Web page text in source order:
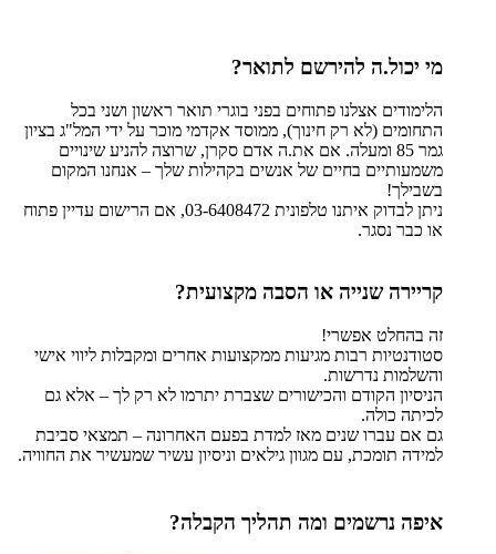
מי יכול.ה להירשם לתואר?
הלימודים אצלנו פתוחים בפני בוגרי תואר ראשון ושני בכל
התחומים (לא רק חינוך), ממוסד אקדמי מוכר על ידי המל"ג בציון
גמר 85 ומעלה. אם את.ה אדם סקרן, שרוצה להניע שינויים
משמעותיים בחיים של אנשים בקהילות שלך – אנחנו המקום
בשבילך!
ניתן לבדוק איתנו טלפונית 03-6408472, אם הרישום עדיין פתוח
או כבר נסגר.
קריירה שנייה או הסבה מקצועית?
זה בהחלט אפשרי!
סטודנטיות רבות מגיעות ממקצועות אחרים ומקבלות ליווי אישי
והשלמות נדרשות.
הניסיון הקודם והכישורים שצברת יתרמו לא רק לך – אלא גם
לכיתה כולה.
גם אם עברו שנים מאז למדת בפעם האחרונה – תמצאי סביבת
למידה תומכת, עם מגוון גילאים וניסיון עשיר שמעשיר את החוויה.
איפה נרשמים ומה תהליך הקבלה?